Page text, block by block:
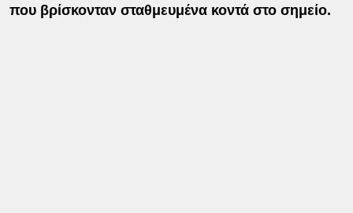
που βρίσκονταν σταθμευμένα κοντά στο σημείο.